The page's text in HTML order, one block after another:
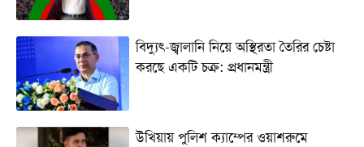
বিদ্যুৎ-জ্বালানি নিয়ে অস্থিরতা তৈরির চেষ্টা
করছে একটি চক্র: প্রধানমন্ত্রী
উখিয়ায় পুলিশ ক্যাম্পের ওয়াশরুমে